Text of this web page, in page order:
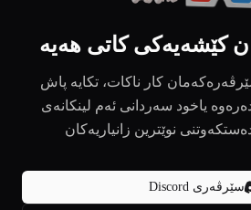
کێشەیەکی کاتی هەیە
کار ناکات، تکایە پاش
یاخود سەردانی ئەم لینکانەی
نوێترین زانیاریەکان
سێرڤەری Discord